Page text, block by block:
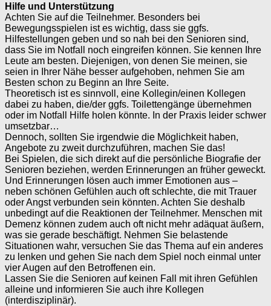
Hilfe und Unterstützung
Achten Sie auf die Teilnehmer. Besonders bei
Bewegungsspielen ist es wichtig, dass sie ggfs.
Hilfestellungen geben und so nah bei den Senioren sind,
dass Sie im Notfall noch eingreifen können. Sie kennen Ihre
Leute am besten. Diejenigen, von denen Sie meinen, sie
seien in Ihrer Nähe besser aufgehoben, nehmen Sie am
Besten schon zu Beginn an Ihre Seite.
Theoretisch ist es sinnvoll, eine Kollegin/einen Kollegen
dabei zu haben, die/der ggfs. Toilettengänge übernehmen
oder im Notfall Hilfe holen könnte. In der Praxis leider schwer
umsetzbar…
Dennoch, sollten Sie irgendwie die Möglichkeit haben,
Angebote zu zweit durchzuführen, machen Sie das!
Bei Spielen, die sich direkt auf die persönliche Biografie der
Senioren beziehen, werden Erinnerungen an früher geweckt.
Und Erinnerungen lösen auch immer Emotionen aus –
neben schönen Gefühlen auch oft schlechte, die mit Trauer
oder Angst verbunden sein könnten. Achten Sie deshalb
unbedingt auf die Reaktionen der Teilnehmer. Menschen mit
Demenz können zudem auch oft nicht mehr adäquat äußern,
was sie gerade beschäftigt. Nehmen Sie belastende
Situationen wahr, versuchen Sie das Thema auf ein anderes
zu lenken und gehen Sie nach dem Spiel noch einmal unter
vier Augen auf den Betroffenen ein.
Lassen Sie die Senioren auf keinen Fall mit ihren Gefühlen
alleine und informieren Sie auch ihre Kollegen
(interdisziplinär).